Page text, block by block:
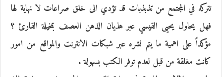
تتركه في المجتمع من تذبذبات قد تؤدي الى خلق صراعات لا نهاية لها
فهل يحاول يحيى القيسي عبر هذيان الذهن العصف بمخيلة القارئ ؟
مؤكداً على اهمية ما يتم نشره عبر شبكات الانترنت والمواقع من امور
كانت مغلقة من قبل لعدم توفر الكتب بسهولة .